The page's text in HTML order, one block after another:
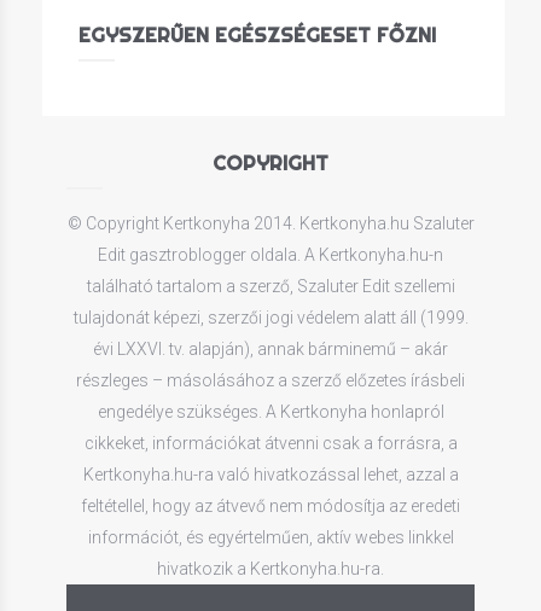
EGYSZERŰEN EGÉSZSÉGESET FŐZNI
COPYRIGHT
© Copyright Kertkonyha 2014. Kertkonyha.hu Szaluter
Edit gasztroblogger oldala. A Kertkonyha.hu-n
található tartalom a szerző, Szaluter Edit szellemi
tulajdonát képezi, szerzői jogi védelem alatt áll (1999.
évi LXXVI. tv. alapján), annak bárminemű – akár
részleges – másolásához a szerző előzetes írásbeli
engedélye szükséges. A Kertkonyha honlapról
cikkeket, információkat átvenni csak a forrásra, a
Kertkonyha.hu-ra való hivatkozással lehet, azzal a
feltétellel, hogy az átvevő nem módosítja az eredeti
információt, és egyértelműen, aktív webes linkkel
hivatkozik a Kertkonyha.hu-ra.